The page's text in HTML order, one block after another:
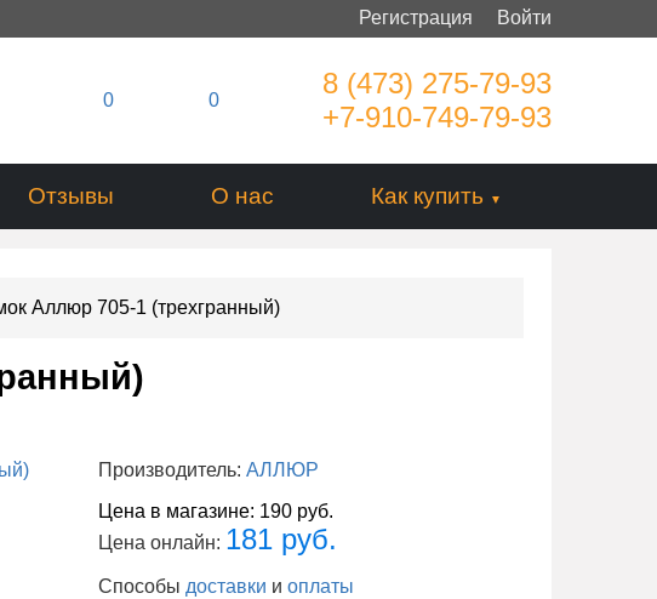
Войти
Регистрация
0 0
8 (473) 275-79-93
+7-910-749-79-93
Отзывы О нас Как купить
Аллюр 705-1 (трехгранный)
Производитель:АЛЛЮР
Цена в магазине: 190 руб.
Цена онлайн: 181 руб.
Способы доставки иоплаты